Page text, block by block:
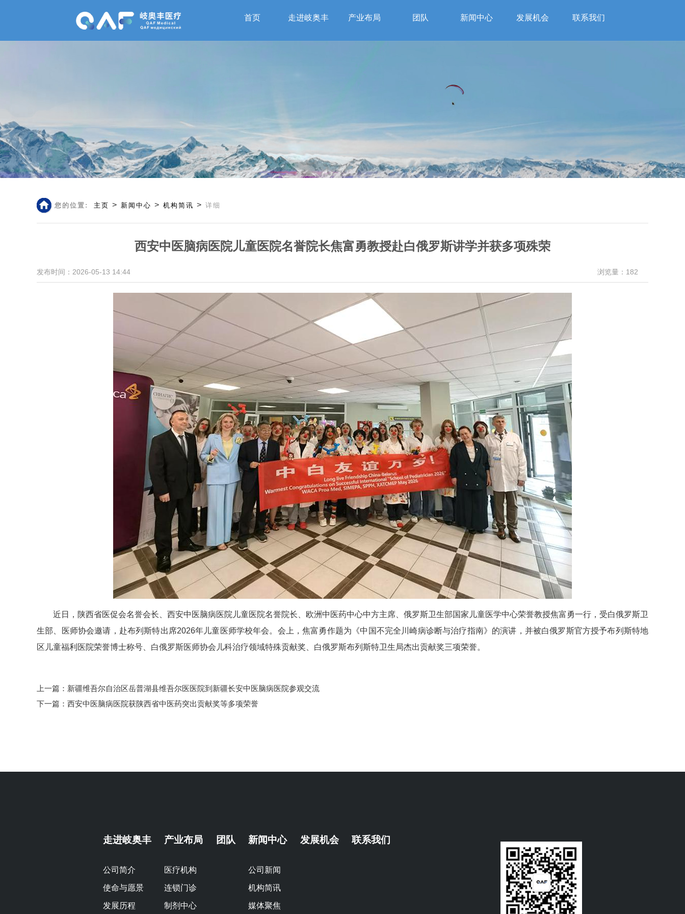
首页 走进岐奥丰 产业布局 团队 新闻中心 发展机会 联系我们
您的位置: 主页 > 新闻中心 > 机构简讯 > 详细
西安中医脑病医院儿童医院名誉院长焦富勇教授赴白俄罗斯讲学并获多项殊荣
发布时间：2026-05-13 14:44 浏览量：182
近日，陕西省医促会名誉会长、西安中医脑病医院儿童医院名誉院长、欧洲中医药中心中方主席、俄罗斯卫生部国家儿童医学中心荣誉教授焦富勇一行，受白俄罗斯卫
生部、医师协会邀请，赴布列斯特出席2026年儿童医师学校年会。会上，焦富勇作题为《中国不完全川崎病诊断与治疗指南》的演讲，并被白俄罗斯官方授予布列斯特地
区儿童福利医院荣誉博士称号、白俄罗斯医师协会儿科治疗领域特殊贡献奖、白俄罗斯布列斯特卫生局杰出贡献奖三项荣誉。
上一篇： 新疆维吾尔自治区岳普湖县维吾尔医医院到新疆长安中医脑病医院参观交流
下一篇： 西安中医脑病医院获陕西省中医药突出贡献奖等多项荣誉
走进岐奥丰
公司简介
使命与愿景
发展历程
产业布局
医疗机构
连锁门诊
制剂中心
团队 新闻中心
公司新闻
机构简讯
媒体聚焦
发展机会 联系我们